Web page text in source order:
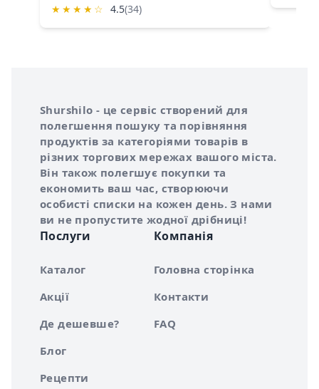
★ ★ ★ ★ ☆ 4.5(34)
Про сервіс Shurshilo
Shurshilo - це сервіс створений для
полегшення пошуку та порівняння
продуктів за категоріями товарів в
різних торгових мережах вашого міста.
Він також полегшує покупки та
економить ваш час, створюючи
особисті списки на кожен день. З нами
ви не пропустите жодної дрібниці!
Послуги
Каталог
Акції
Де дешевше?
Блог
Рецепти
Компанія
Головна сторінка
Контакти
FAQ